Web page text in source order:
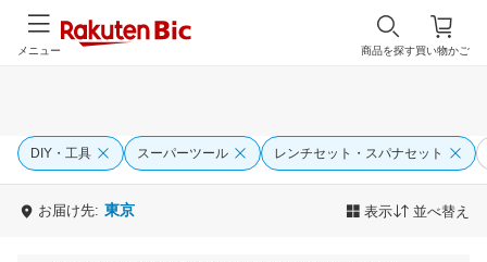
買い物かご
商品を探す
メニュー
DIY・工具 スーパーツール レンチセット・スパナセット
お届け先: 東京 表示 並べ替え